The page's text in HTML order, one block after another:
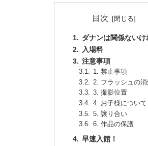
目次
ダナンは関係ないけ
入場料
注意事項
1. 禁止事項
2. フラッシュの
3. 撮影位置
4. お子様について
5. 譲り合い
6. 作品の保護
早速入館！